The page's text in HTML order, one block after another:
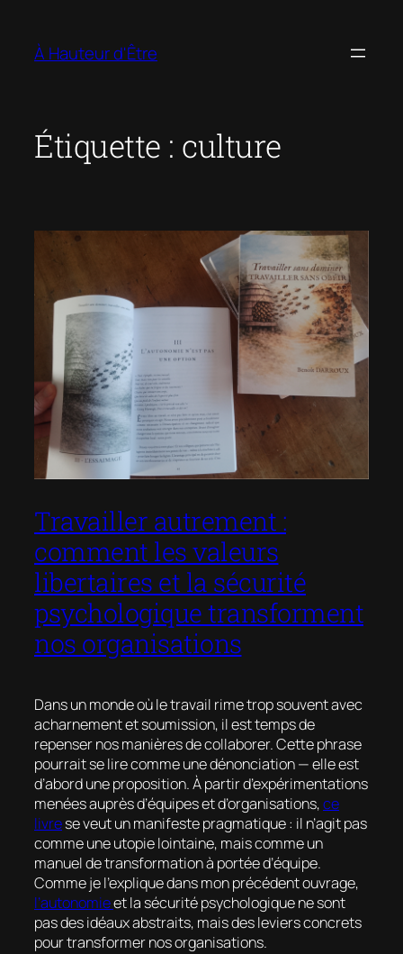
contenu
À Hauteur d'Être
Étiquette : culture
Travailler autrement :
comment les valeurs
libertaires et la sécurité
psychologique transforment
nos organisations
Dans un monde où le travail rime trop souvent avec
acharnement et soumission, il est temps de
repenser nos manières de collaborer. Cette phrase
pourrait se lire comme une dénonciation — elle est
d’abord une proposition. À partir d’expérimentations
menées auprès d’équipes et d’organisations,ce
livrese veut un manifeste pragmatique : il n’agit pas
comme une utopie lointaine, mais comme un
manuel de transformation à portée d’équipe.
Comme je l’explique dans mon précédent ouvrage,
l’autonomieet la sécurité psychologique ne sont
pas des idéaux abstraits, mais des leviers concrets
pour transformer nos organisations.